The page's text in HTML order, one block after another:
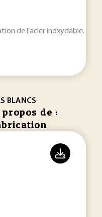
de l’acier inoxydable. Les
BLANCS
de :